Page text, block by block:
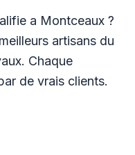
a Montceaux ?
artisans du
Chaque
de vrais clients.